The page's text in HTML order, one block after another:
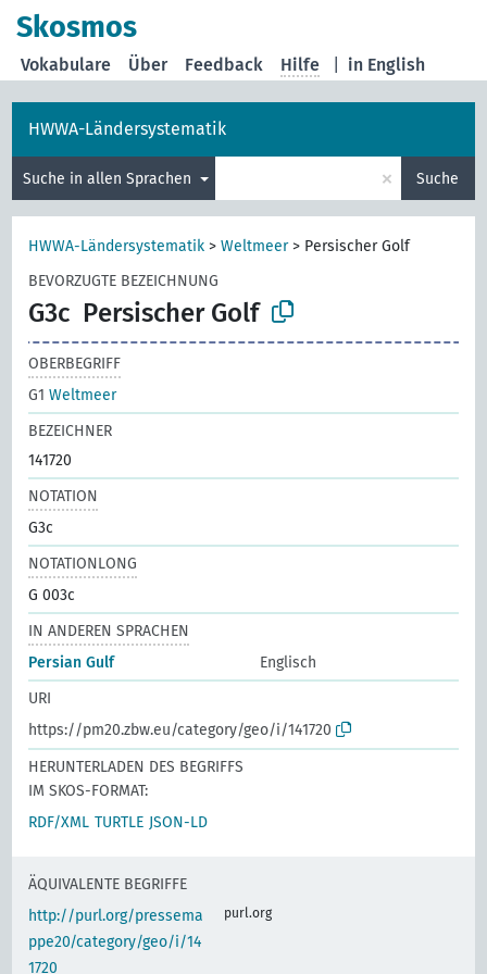
Skosmos
in English
Vokabulare Über Feedback Hilfe
HWWA-Ländersystematik
Suche in allen Sprachen × Suche
HWWA-Ländersystematik >Weltmeer> Persischer Golf
BEVORZUGTE BEZEICHNUNG
G3c Persischer Golf
OBERBEGRIFF
G1Weltmeer
BEZEICHNER
141720
NOTATION
G3c
NOTATIONLONG
G 003c
IN ANDEREN SPRACHEN
Persian Gulf
Englisch
URI
https://pm20.zbw.eu/category/geo/i/141720
HERUNTERLADEN DES BEGRIFFS
IM SKOS-FORMAT:
RDF/XML TURTLE JSON-LD
ÄQUIVALENTE BEGRIFFE
http://purl.org/pressema
ppe20/category/geo/i/14
1720
purl.org